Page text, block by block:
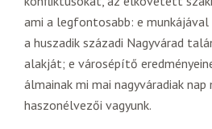
ami a legfontosabb: e
a huszadik századi Nagyvárad
alakját; e városépítő
álmainak mi mai nagyváradiak nap
haszonélvezői vagyunk.